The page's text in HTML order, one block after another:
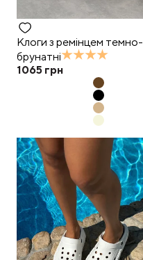
Клоги з ремінцем темно-
брунатні
1065 грн